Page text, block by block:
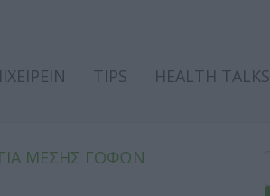
TIPS
HEALTH TALKS
ΜΕΣΗΣ ΓΟΦΩΝ